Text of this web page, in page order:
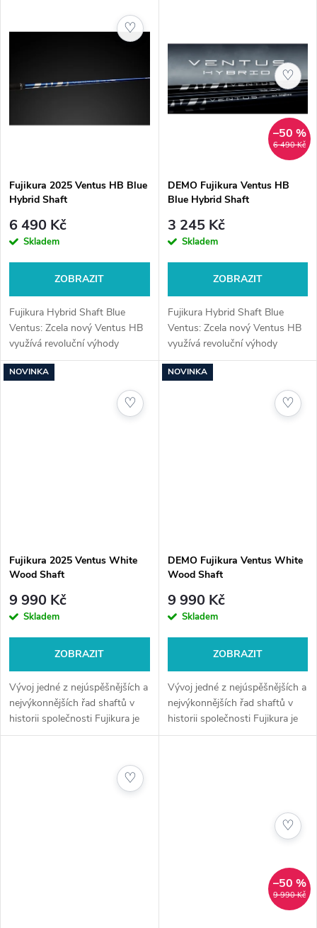
Fujikura 2025 Ventus HB Blue
Hybrid Shaft
6 490 Kč
Skladem
ZOBRAZIT
Fujikura Hybrid Shaft Blue
Ventus: Zcela nový Ventus HB
využívá revoluční výhody
patentované technologie
VeloCore společnosti Fujikura.
Tento mimořádně stabilní a
♡
6 490 Kč
–50 %
DEMO Fujikura Ventus HB
Blue Hybrid Shaft
3 245 Kč
Skladem
ZOBRAZIT
Fujikura Hybrid Shaft Blue
Ventus: Zcela nový Ventus HB
využívá revoluční výhody
patentované technologie
VeloCore společnosti Fujikura.
Tento mimořádně stabilní a
♡
NOVINKA
Fujikura 2025 Ventus White
Wood Shaft
9 990 Kč
Skladem
ZOBRAZIT
Vývoj jedné z nejúspěšnějších a
nejvýkonnějších řad shaftů v
historii společnosti Fujikura je
tu, aby opět změnil hru. Zcela
♡
NOVINKA
DEMO Fujikura Ventus White
Wood Shaft
9 990 Kč
Skladem
ZOBRAZIT
Vývoj jedné z nejúspěšnějších a
nejvýkonnějších řad shaftů v
historii společnosti Fujikura je
tu, aby opět změnil hru.
♡
♡
9 990 Kč
–50 %
♡